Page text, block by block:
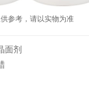
参考，请以实物为准
面剂